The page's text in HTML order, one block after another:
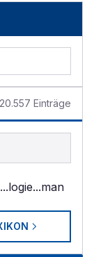
20.557 Einträge
...logie...man